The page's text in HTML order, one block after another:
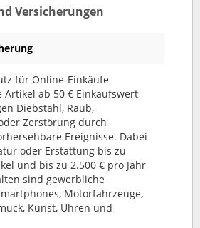
Versicherungen
für Online-Einkäufe
Artikel ab 50 € Einkaufswert
Diebstahl, Raub,
Zerstörung durch
Ereignisse. Dabei
oder Erstattung bis zu
und bis zu 2.500 € pro Jahr
sind gewerbliche
Motorfahrzeuge,
Kunst, Uhren und